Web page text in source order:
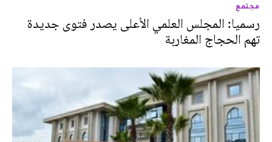
مجتمع
رسميا: المجلس العلمي الأعلى يصدر فتوى جديدة
تهم الحجاج المغاربة